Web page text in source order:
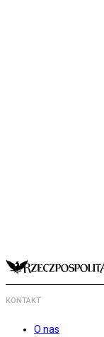
KONTAKT
O nas